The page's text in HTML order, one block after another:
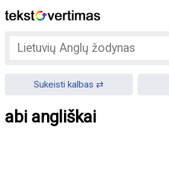
Sukeisti kalbas
abi angliškai